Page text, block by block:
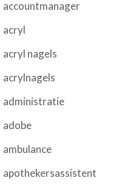
accountmanager
acryl
acryl nagels
acrylnagels
administratie
adobe
ambulance
apothekersassistent